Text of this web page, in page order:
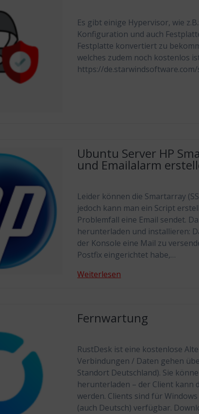
Es gibt einige Hypervisor, wie
Konfiguration und auch
Festplatte konvertiert zu
welches zudem noch kostenlos
https://
Ubuntu Server HP
und Emailalarm
Leider können die Smartarray
jedoch kann man ein Script
Problemfall eine Email sendet.
herunterladen und installieren:
der Konsole eine Mail zu
Postfix eingerichtet habe,…
Weiterlesen
Fernwartung
RustDesk ist eine kostenlose
Verbindungen / Daten gehen
Standort Deutschland). Sie
herunterladen – der Client
werden. Clients sind für
(auch Deutsch) verfügbar.